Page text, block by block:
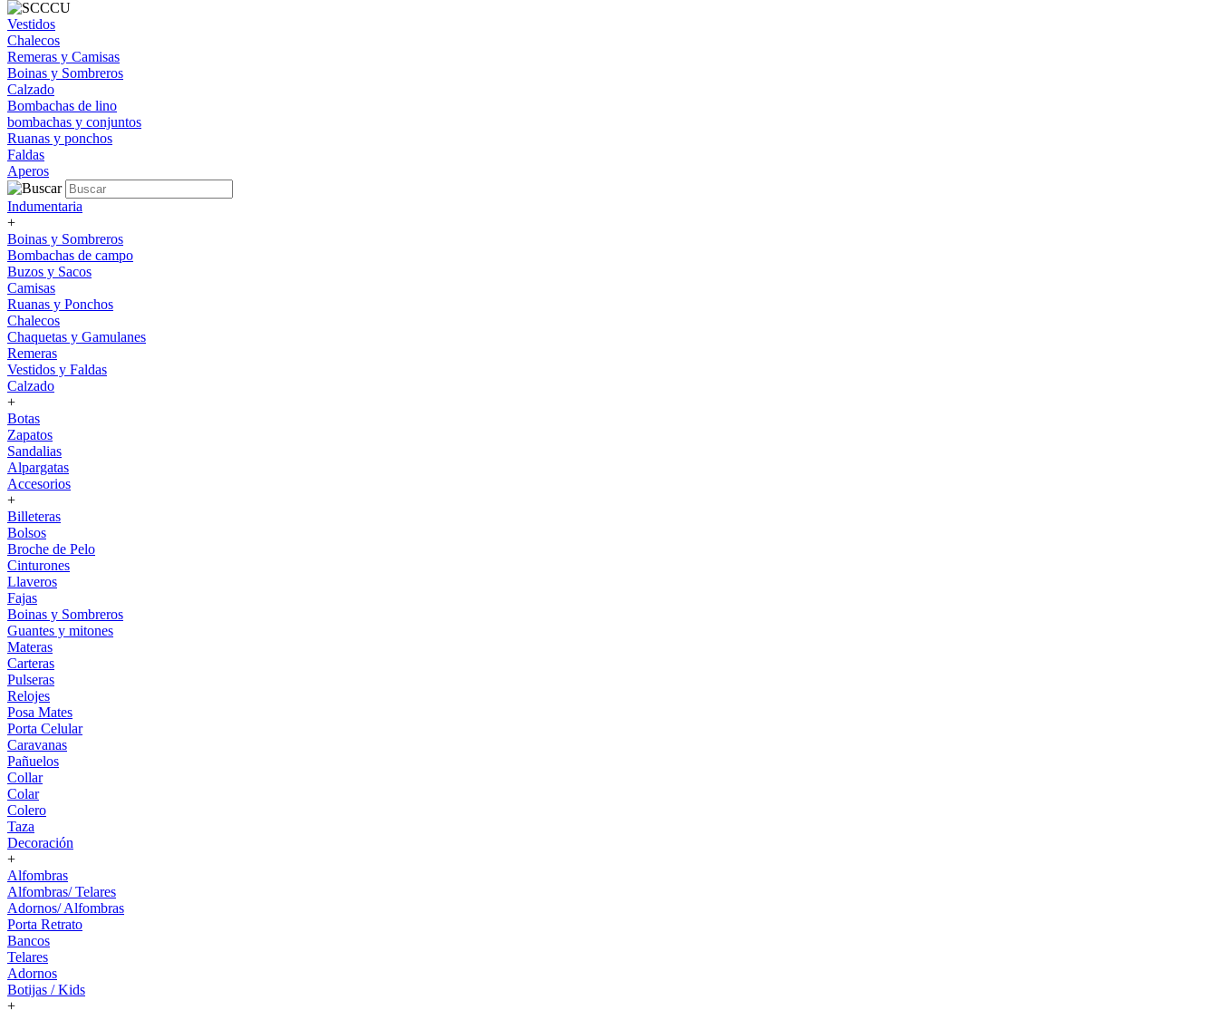
Vestidos
Chalecos
Remeras y Camisas
Boinas y Sombreros
Calzado
Bombachas de lino
bombachas y conjuntos
Ruanas y ponchos
Faldas
Aperos
Indumentaria
+
Boinas y Sombreros
Bombachas de campo
Buzos y Sacos
Camisas
Ruanas y Ponchos
Chalecos
Chaquetas y Gamulanes
Remeras
Vestidos y Faldas
Calzado
+
Botas
Zapatos
Sandalias
Alpargatas
Accesorios
+
Billeteras
Bolsos
Broche de Pelo
Cinturones
Llaveros
Fajas
Boinas y Sombreros
Guantes y mitones
Materas
Carteras
Pulseras
Relojes
Posa Mates
Porta Celular
Caravanas
Pañuelos
Collar
Colar
Colero
Taza
Decoración
+
Alfombras
Alfombras/ Telares
Adornos/ Alfombras
Porta Retrato
Bancos
Telares
Adornos
Botijas / Kids
+